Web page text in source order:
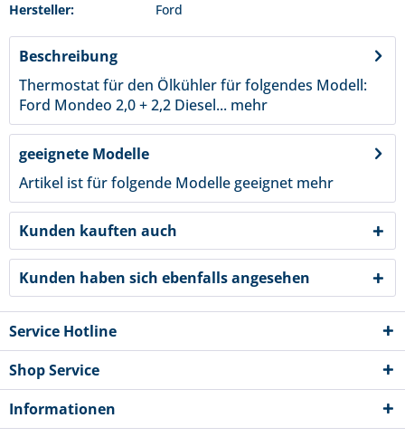
Hersteller:
Ford
Beschreibung
Thermostat für den Ölkühler für folgendes Modell:
Ford Mondeo 2,0 + 2,2 Diesel... mehr
geeignete Modelle
Artikel ist für folgende Modelle geeignet mehr
Kunden kauften auch
Kunden haben sich ebenfalls angesehen
Service Hotline
Shop Service
Informationen